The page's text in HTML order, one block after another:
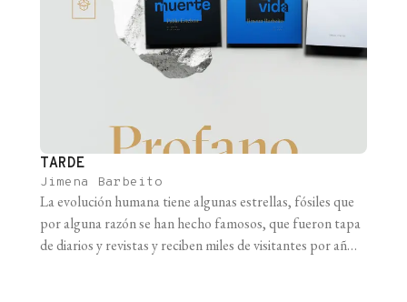
TARDE
Jimena Barbeito
La evolución humana tiene algunas estrellas, fósiles que
por alguna razón se han hecho famosos, que fueron tapa
de diarios y revistas y reciben miles de visitantes por año